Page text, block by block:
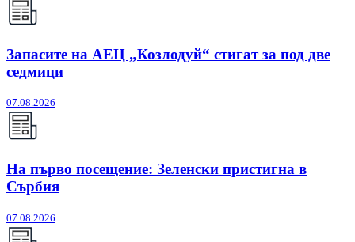
Запасите на АЕЦ „Козлодуй“ стигат за под две
седмици
07.08.2026
На първо посещение: Зеленски пристигна в
Сърбия
07.08.2026